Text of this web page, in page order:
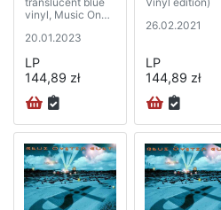
vinyl, Music On
20.01.2023
LP
144,89 zł
26.02.2021
LP
144,89 zł